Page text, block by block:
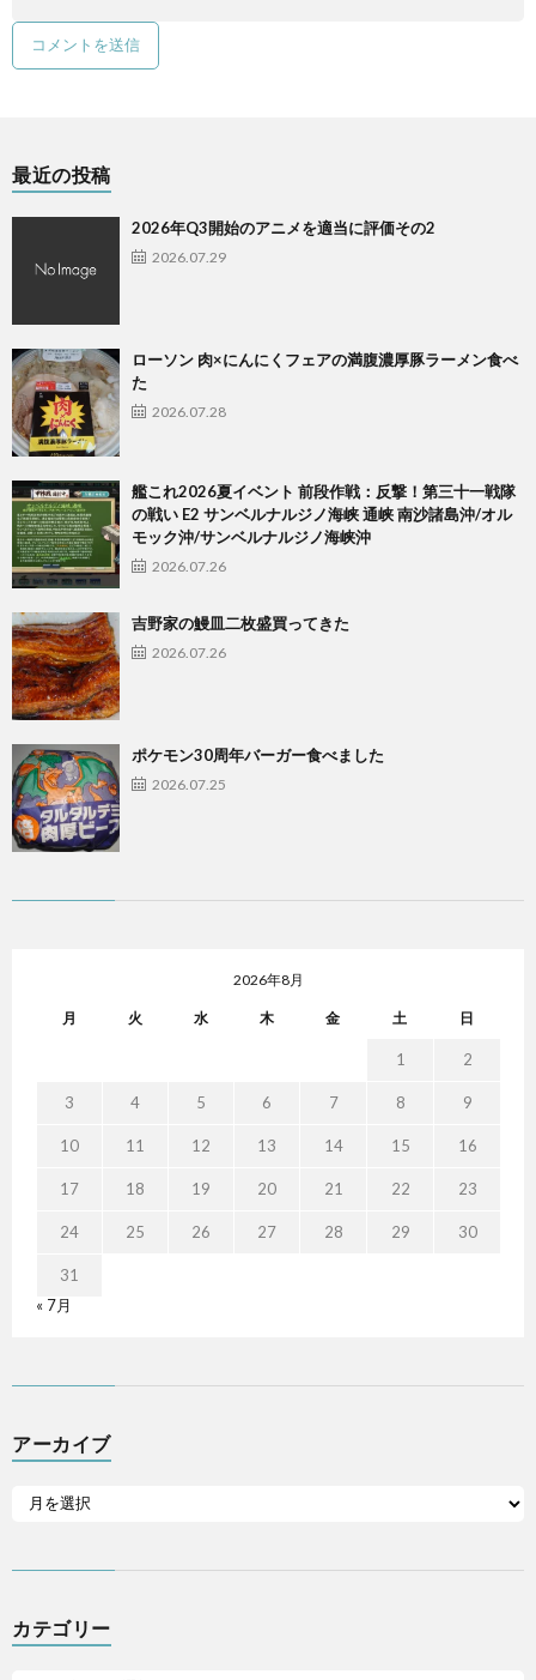
最近の投稿
2026年Q3開始のアニメを適当に評価その2
2026.07.29
ローソン 肉×にんにくフェアの満腹濃厚豚ラーメン食べ
た
2026.07.28
艦これ2026夏イベント 前段作戦：反撃！第三十一戦隊
の戦い E2 サンベルナルジノ海峡 通峡 南沙諸島沖/オル
モック沖/サンベルナルジノ海峡沖
2026.07.26
吉野家の鰻皿二枚盛買ってきた
2026.07.26
ポケモン30周年バーガー食べました
2026.07.25
2026年8月
月 火 水 木 金 土 日
1 2
3 4 5 6 7 8 9
10 11 12 13 14 15 16
17 18 19 20 21 22 23
24 25 26 27 28 29 30
31
« 7月
アーカイブ
カテゴリー